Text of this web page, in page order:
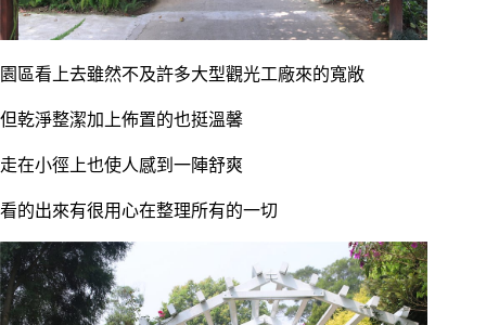
園區看上去雖然不及許多大型觀光工廠來的寬敞
但乾淨整潔加上佈置的也挺溫馨
走在小徑上也使人感到一陣舒爽
看的出來有很用心在整理所有的一切